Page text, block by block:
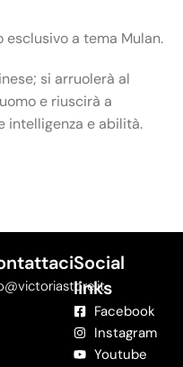
a tema Mulan.
si arruolerà al
e riuscirà a
intelligenza e abilità.
Social
links
Facebook
Instagram
Youtube